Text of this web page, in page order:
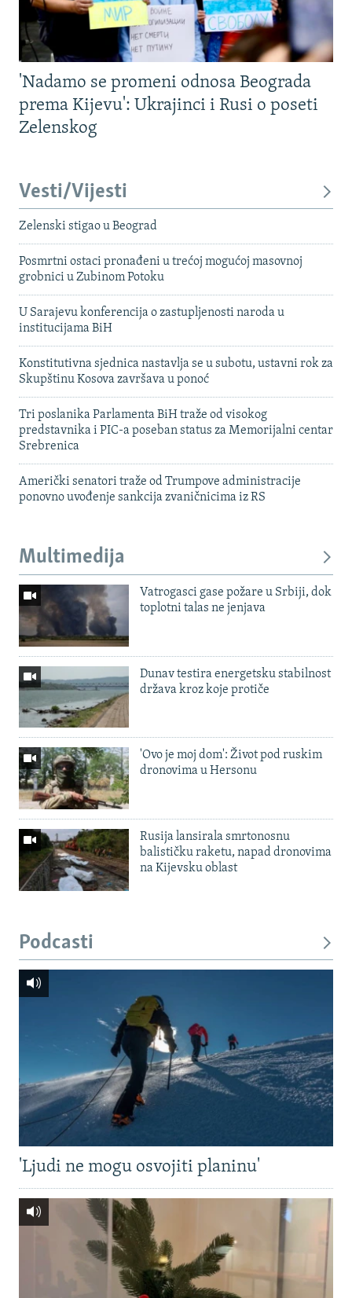
'Nadamo se promeni odnosa Beograda
prema Kijevu': Ukrajinci i Rusi o poseti
Zelenskog
Vesti/Vijesti
Zelenski stigao u Beograd
Posmrtni ostaci pronađeni u trećoj mogućoj masovnoj
grobnici u Zubinom Potoku
U Sarajevu konferencija o zastupljenosti naroda u
institucijama BiH
Konstitutivna sjednica nastavlja se u subotu, ustavni rok za
Skupštinu Kosova završava u ponoć
Tri poslanika Parlamenta BiH traže od visokog
predstavnika i PIC-a poseban status za Memorijalni centar
Srebrenica
Američki senatori traže od Trumpove administracije
ponovno uvođenje sankcija zvaničnicima iz RS
Multimedija
Vatrogasci gase požare u Srbiji, dok
toplotni talas ne jenjava
Dunav testira energetsku stabilnost
država kroz koje protiče
'Ovo je moj dom': Život pod ruskim
dronovima u Hersonu
Rusija lansirala smrtonosnu
balističku raketu, napad dronovima
na Kijevsku oblast
Podcasti
'Ljudi ne mogu osvojiti planinu'